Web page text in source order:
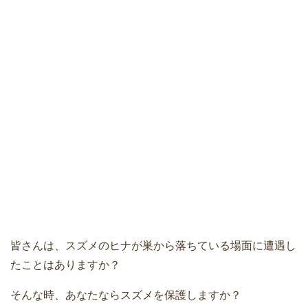
皆さんは、スズメのヒナが巣から落ちている場面に遭遇し
たことはありますか？
そんな時、あなたならスズメを保護しますか？